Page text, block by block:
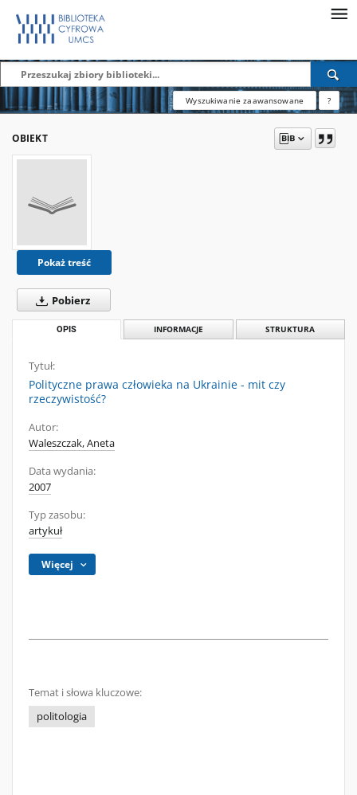
Wyszukiwanie zaawansowane ?
OBIEKT
Pokaż treść
Pobierz
OPIS INFORMACJE STRUKTURA
Tytuł:
Polityczne prawa człowieka na Ukrainie - mit czy
rzeczywistość?
Autor:
Waleszczak, Aneta
Data wydania:
2007
Typ zasobu:
artykuł
Więcej
Temat i słowa kluczowe:
politologia